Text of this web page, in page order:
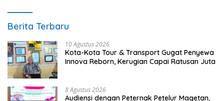
Berita Terbaru
10 Agustus 2026
Kota-Kota Tour & Transport Gugat Penyewa
Innova Reborn, Kerugian Capai Ratusan Juta
8 Agustus 2026
Audiensi dengan Peternak Petelur Magetan,